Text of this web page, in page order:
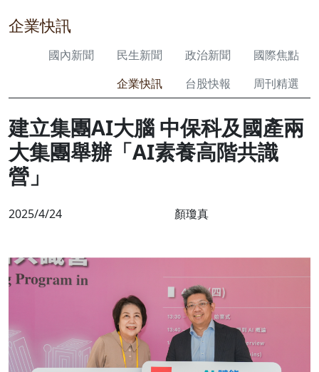
企業快訊
國內新聞 民生新聞 政治新聞
國際焦點
企業快訊
台股快報 周刊精選
建立集團AI大腦 中保科及國產兩
大集團舉辦「AI素養高階共識
營」
2025/4/24 顏瓊真